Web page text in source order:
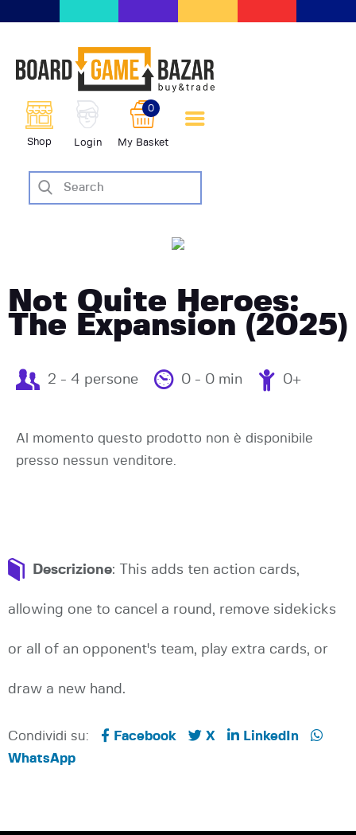
Shop Login My Basket
0
scambio giochi da tavolo
BoardGameBazar
SHOP
VENDI
CASE EDITRICI
BLOG-NEWS
EVENTI
Not Quite Heroes:
The Expansion (2025)
2 - 4 persone 0 - 0 min 0+
Al momento questo prodotto non è disponibile
presso nessun venditore.
Descrizione: This adds ten action cards,
allowing one to cancel a round, remove sidekicks
or all of an opponent's team, play extra cards, or
draw a new hand.
Condividi su: Facebook X
LinkedIn
WhatsApp